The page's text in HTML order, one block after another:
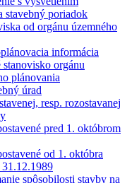
stavebný poriadok
od orgánu územného
informácia
stanovisko orgánu
plánovania
úrad
resp. rozostavanej
pred 1. októbrom
od 1. októbra
spôsobilosti stavby na